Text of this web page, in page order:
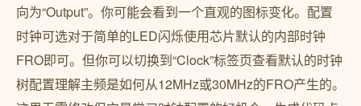
向为“Output”。你可能会看到一个直观的图标变化。配置
时钟可选对于简单的LED闪烁使用芯片默认的内部时钟
FRO即可。但你可以切换到“Clock”标签页查看默认的时钟
树配置理解主频是如何从12MHz或30MHz的FRO产生的。